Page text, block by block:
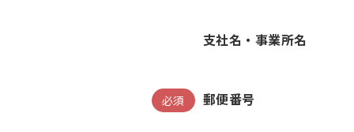
支社名・事業所名
必須 郵便番号